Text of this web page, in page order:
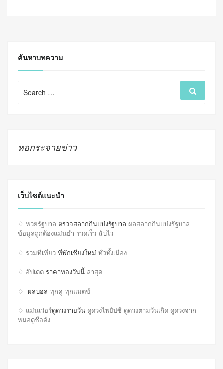
ค้นหาบทความ
for:
Search
หอกระจายข่าว
เว็บไซต์แนะนำ
♢ หวยรัฐบาล ตรวจสลากกินแบ่งรัฐบาล ผลสลากกินแบ่งรัฐบาล
ข้อมูลถูกต้องแม่นยำ รวดเร็ว ฉับไว
♢ รวมที่เที่ยว ที่พักเชียงใหม่ ทั่วทั้งเมือง
♢ อัปเดต ราคาทองวันนี้ ล่าสุด
♢ ผลบอล ทุกคู่ ทุกแมตช์
♢ แม่นเว่อร์ดูดวงรายวัน ดูดวงไพ่ยิปซี ดูดวงตามวันเกิด ดูดวงจาก
หมอดูชื่อดัง